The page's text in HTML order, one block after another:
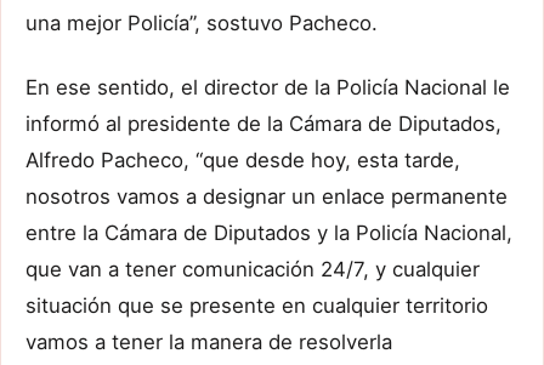
una mejor Policía”, sostuvo Pacheco.
En ese sentido, el director de la Policía Nacional le
informó al presidente de la Cámara de Diputados,
Alfredo Pacheco, “que desde hoy, esta tarde,
nosotros vamos a designar un enlace permanente
entre la Cámara de Diputados y la Policía Nacional,
que van a tener comunicación 24/7, y cualquier
situación que se presente en cualquier territorio
vamos a tener la manera de resolverla